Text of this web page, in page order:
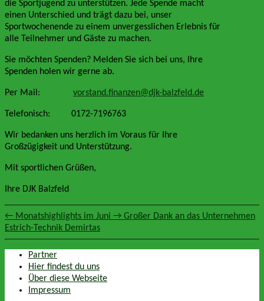
die Sportjugend zu unterstützen. Jede Spende macht
einen Unterschied und trägt dazu bei, unser
Sportwochenende zu einem unvergesslichen Erlebnis für
alle Teilnehmer und Gäste zu machen.
Sie möchten Spenden? Melden Sie sich bei uns, Ihre
Spenden holen wir gerne ab.
Per Mail: vorstand.finanzen@djk-balzfeld.de
Telefonisch: 0172-7196763
Wir bedanken uns herzlich im Voraus für Ihre
Großzügigkeit und Unterstützung.
Mit sportlichen Grüßen,
Ihre DJK Balzfeld
← Monatshighlights im Juni → Großer Dank an das Unternehmen
Estrich-Technik Demirtas
Partner
Hier findest du uns
Über diese Webseite
Impressum